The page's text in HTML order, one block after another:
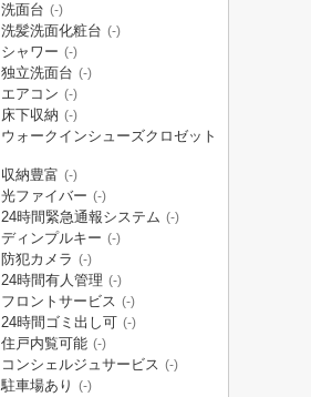
洗面台 (-)
洗髪洗面化粧台 (-)
シャワー (-)
独立洗面台 (-)
エアコン (-)
床下収納 (-)
ウォークインシューズクロゼット
収納豊富 (-)
光ファイバー (-)
24時間緊急通報システム (-)
ディンプルキー (-)
防犯カメラ (-)
24時間有人管理 (-)
フロントサービス (-)
24時間ゴミ出し可 (-)
住戸内覧可能 (-)
コンシェルジュサービス (-)
駐車場あり (-)